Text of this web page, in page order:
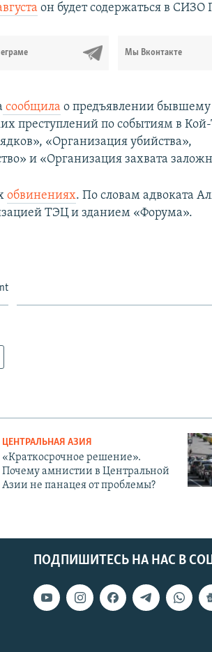
он будет содержаться в СИЗО
Мы Вконтакте
сообщила о предъявлении бывшему
преступлений по событиям в
«Организация убийства»,
и «Организация захвата
обвинениях. По словам адвоката
ТЭЦ и зданием «Форума».
ЦЕНТРАЛЬНАЯ АЗИЯ
«Краткосрочное решение».
Почему амнистии в Центральной
Азии не панацея от проблемы?
ПОДПИШИТЕСЬ НА НАС В